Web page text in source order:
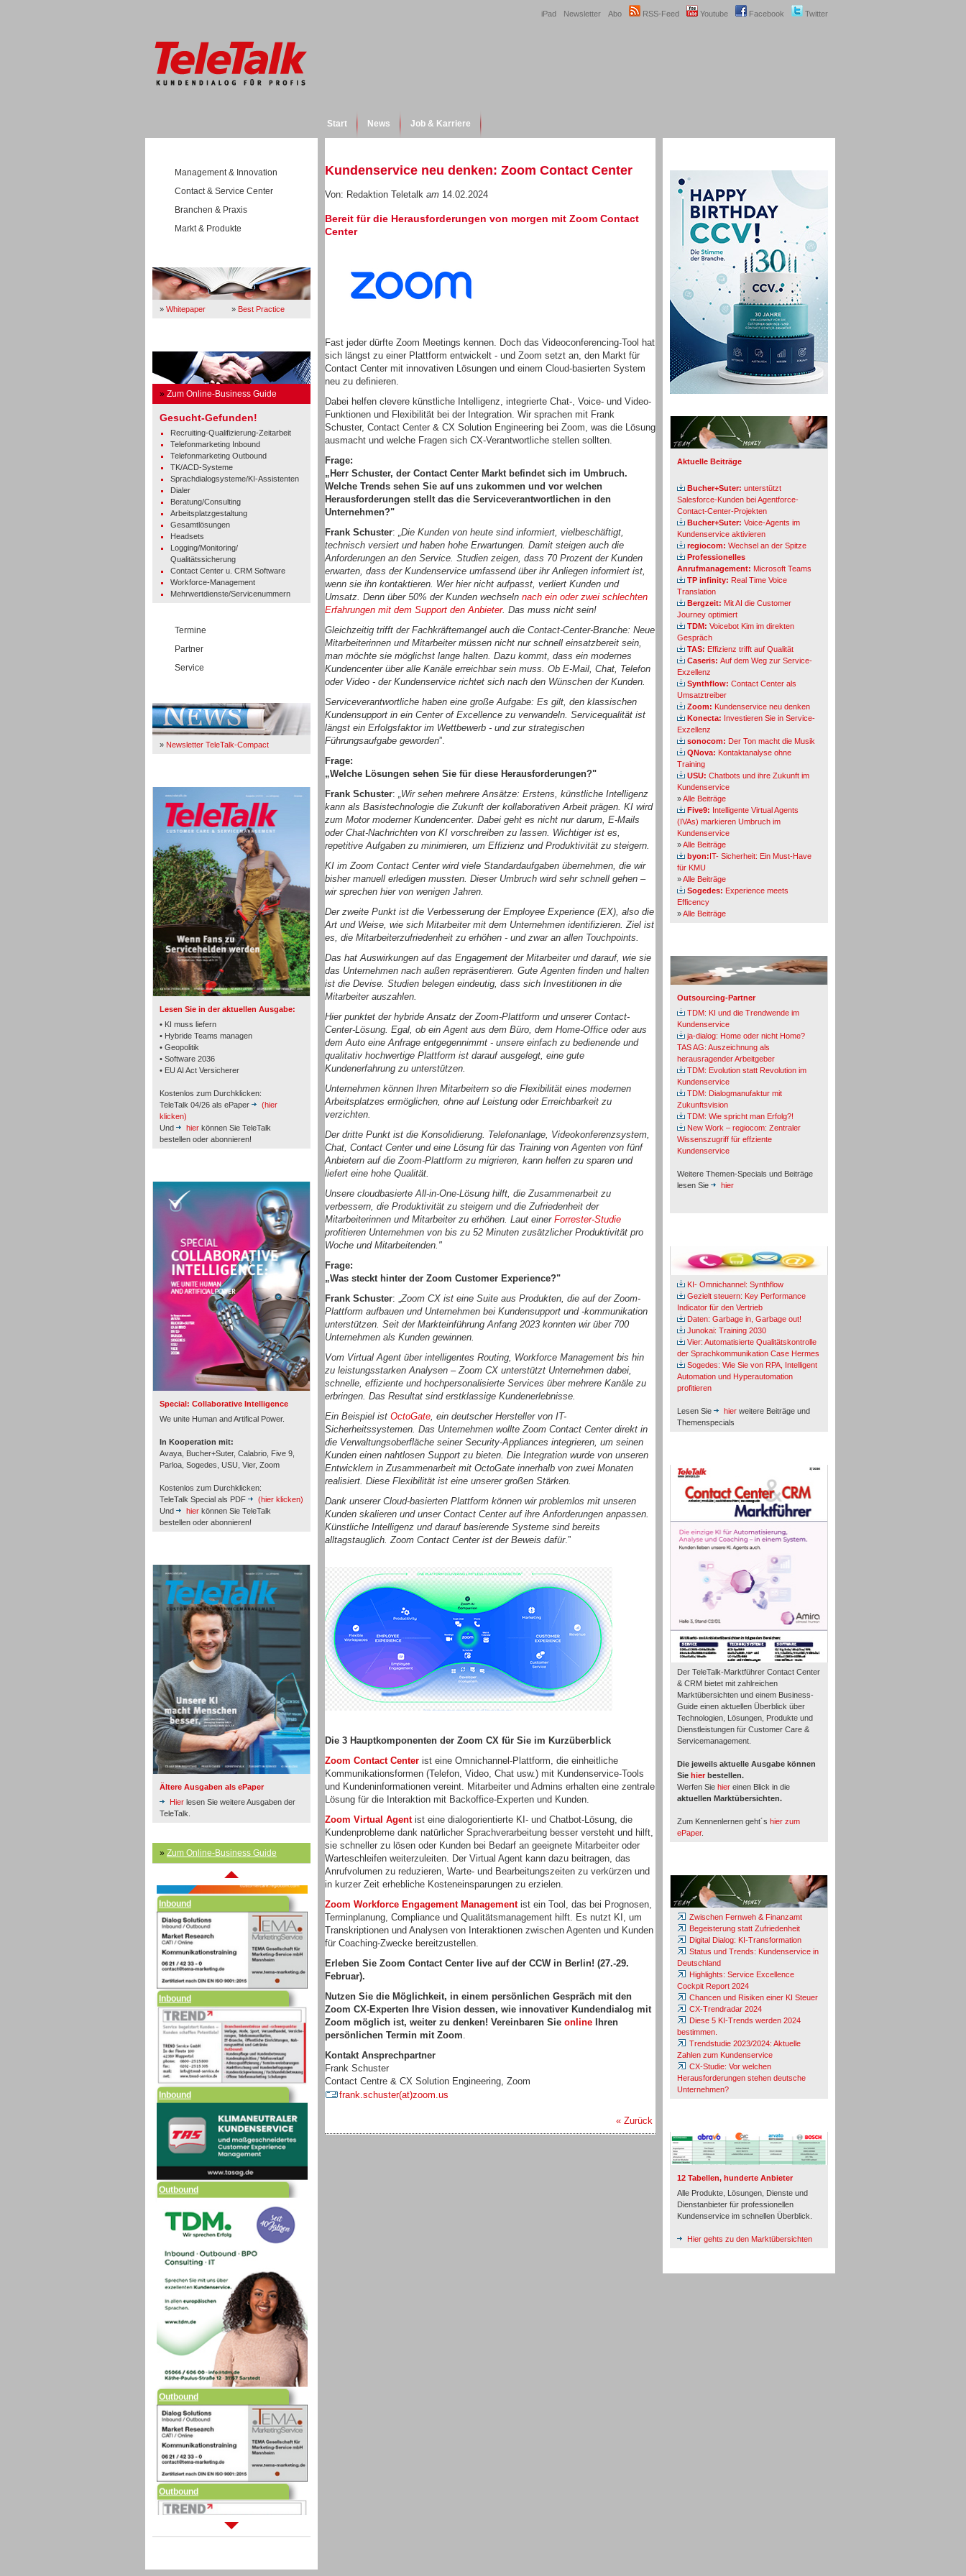
Twitter
Facebook
Youtube
RSS-Feed
Abo
Newsletter
iPad
Start News Job & Karriere
Management & Innovation
Contact & Service Center
Branchen & Praxis
Markt & Produkte
» Whitepaper » Best Practice
» Zum Online-Business Guide
Gesucht-Gefunden!
Recruiting-Qualifizierung-Zeitarbeit
Telefonmarketing Inbound
Telefonmarketing Outbound
TK/ACD-Systeme
Sprachdialogsysteme/KI-Assistenten
Dialer
Beratung/Consulting
Arbeitsplatzgestaltung
Gesamtlösungen
Headsets
Logging/Monitoring/
Qualitätssicherung
Contact Center u. CRM Software
Workforce-Management
Mehrwertdienste/Servicenummern
Termine
Partner
Service
» Newsletter TeleTalk-Compact
Lesen Sie in der aktuellen Ausgabe:
• KI muss liefern
• Hybride Teams managen
• Geopolitik
• Software 2036
• EU AI Act Versicherer
Kostenlos zum Durchklicken:
TeleTalk 04/26 als ePaper
(hier
klicken)
Und
hier können Sie TeleTalk
bestellen oder abonnieren!
Special: Collaborative Intelligence
We unite Human and Artifical Power.
In Kooperation mit:
Avaya, Bucher+Suter, Calabrio, Five 9,
Parloa, Sogedes, USU, Vier, Zoom
Kostenlos zum Durchklicken:
TeleTalk Special als PDF
(hier klicken)
Und
hier können Sie TeleTalk
bestellen oder abonnieren!
Ältere Ausgaben als ePaper
Hier lesen Sie weitere Ausgaben der
TeleTalk.
» Zum Online-Business Guide
TK- und ACD-Systeme
Workforce-Management
Personal
Inbound
Inbound
Inbound
Inbound
Inbound
Outbound
Outbound
Outbound
Kundenservice neu denken: Zoom Contact Center
Von: Redaktion Teletalk am 14.02.2024
Bereit für die Herausforderungen von morgen mit Zoom Contact
Center
Fast jeder dürfte Zoom Meetings kennen. Doch das Videoconferencing-Tool hat
sich längst zu einer Plattform entwickelt - und Zoom setzt an, den Markt für
Contact Center mit innovativen Lösungen und einem Cloud-basierten System
neu zu definieren.
Dabei helfen clevere künstliche Intelligenz, integrierte Chat-, Voice- und Video-
Funktionen und Flexibilität bei der Integration. Wir sprachen mit Frank
Schuster, Contact Center & CX Solution Engineering bei Zoom, was die Lösung
ausmacht und welche Fragen sich CX-Verantwortliche stellen sollten.
Frage:
„Herr Schuster, der Contact Center Markt befindet sich im Umbruch.
Welche Trends sehen Sie auf uns zukommen und vor welchen
Herausforderungen stellt das die Serviceverantwortlichen in den
Unternehmen?"
Frank Schuster: „Die Kunden von heute sind informiert, vielbeschäftigt,
technisch versiert und haben hohe Erwartungen. Damit steigen auch die
Anforderungen an den Service. Studien zeigen, dass 70 Prozent der Kunden
erwarten, dass der Kundenservice umfassend über ihr Anliegen informiert ist,
wenn sie ihn kontaktieren. Wer hier nicht aufpasst, verliert Kunden und
Umsatz. Denn über 50% der Kunden wechseln nach ein oder zwei schlechten
Erfahrungen mit dem Support den Anbieter. Das muss nicht sein!
Gleichzeitig trifft der Fachkräftemangel auch die Contact-Center-Branche: Neue
Mitarbeiterinnen und Mitarbeiter müssen nicht nur schnell einsatzbereit sein,
man möchte sie möglichst lange halten. Dazu kommt, dass ein modernes
Kundencenter über alle Kanäle erreichbar sein muss. Ob E-Mail, Chat, Telefon
oder Video - der Kundenservice richtet sich nach den Wünschen der Kunden.
Serviceverantwortliche haben eine große Aufgabe: Es gilt, den klassischen
Kundensupport in ein Center of Excellence zu verwandeln. Servicequalität ist
längst ein Erfolgsfaktor im Wettbewerb - und zur strategischen
Führungsaufgabe geworden”.
Frage:
„Welche Lösungen sehen Sie für diese Herausforderungen?"
Frank Schuster: „Wir sehen mehrere Ansätze: Erstens, künstliche Intelligenz
kann als Basistechnologie die Zukunft der kollaborativen Arbeit prägen. KI wird
zum Motor moderner Kundencenter. Dabei geht es nicht nur darum, E-Mails
oder Chat-Nachrichten von KI vorschreiben zu lassen. Wichtiger ist es,
repetitive Aufgaben zu minimieren, um Effizienz und Produktivität zu steigern.
KI im Zoom Contact Center wird viele Standardaufgaben übernehmen, die wir
bisher manuell erledigen mussten. Dieser Umbruch wird sehr schnell gehen –
wir sprechen hier von wenigen Jahren.
Der zweite Punkt ist die Verbesserung der Employee Experience (EX), also die
Art und Weise, wie sich Mitarbeiter mit dem Unternehmen identifizieren. Ziel ist
es, die Mitarbeiterzufriedenheit zu erhöhen - und zwar an allen Touchpoints.
Das hat Auswirkungen auf das Engagement der Mitarbeiter und darauf, wie sie
das Unternehmen nach außen repräsentieren. Gute Agenten finden und halten
ist die Devise. Studien belegen eindeutig, dass sich Investitionen in die
Mitarbeiter auszahlen.
Hier punktet der hybride Ansatz der Zoom-Plattform und unserer Contact-
Center-Lösung. Egal, ob ein Agent aus dem Büro, dem Home-Office oder aus
dem Auto eine Anfrage entgegennimmt - unsere einfach zu bedienende und
qualitativ hochwertige Plattform ist darauf ausgelegt, eine gute
Kundenerfahrung zu unterstützen.
Unternehmen können Ihren Mitarbeitern so die Flexibilität eines modernen
Arbeitsplatzes ermöglichen, ohne auf Leistung oder Erreichbarkeit zu
verzichten.
Der dritte Punkt ist die Konsolidierung. Telefonanlage, Videokonferenzsystem,
Chat, Contact Center und eine Lösung für das Training von Agenten von fünf
Anbietern auf die Zoom-Plattform zu migrieren, kann helfen zu sparen und
liefert eine hohe Qualität.
Unsere cloudbasierte All-in-One-Lösung hilft, die Zusammenarbeit zu
verbessern, die Produktivität zu steigern und die Zufriedenheit der
Mitarbeiterinnen und Mitarbeiter zu erhöhen. Laut einer Forrester-Studie
profitieren Unternehmen von bis zu 52 Minuten zusätzlicher Produktivität pro
Woche und Mitarbeitenden."
Frage:
„Was steckt hinter der Zoom Customer Experience?"
Frank Schuster: „Zoom CX ist eine Suite aus Produkten, die auf der Zoom-
Plattform aufbauen und Unternehmen bei Kundensupport und -kommunikation
unterstützen. Seit der Markteinführung Anfang 2023 konnten wir über 700
Unternehmen als Kunden gewinnen.
Vom Virtual Agent über intelligentes Routing, Workforce Management bis hin
zu leistungsstarken Analysen – Zoom CX unterstützt Unternehmen dabei,
schnelle, effiziente und hochpersonalisierte Services über mehrere Kanäle zu
erbringen. Das Resultat sind erstklassige Kundenerlebnisse.
Ein Beispiel ist OctoGate, ein deutscher Hersteller von IT-
Sicherheitssystemen. Das Unternehmen wollte Zoom Contact Center direkt in
die Verwaltungsoberfläche seiner Security-Appliances integrieren, um seinen
Kunden einen nahtlosen Support zu bieten. Die Integration wurde von unseren
Entwicklern in Zusammenarbeit mit OctoGate innerhalb von zwei Monaten
realisiert. Diese Flexibilität ist eine unserer großen Stärken.
Dank unserer Cloud-basierten Plattform können wir problemlos mit unseren
Kunden skalieren und unser Contact Center auf ihre Anforderungen anpassen.
Künstliche Intelligenz und darauf basierende Systeme sind bereits
alltagstauglich. Zoom Contact Center ist der Beweis dafür.”
Die 3 Hauptkomponenten der Zoom CX für Sie im Kurzüberblick
Zoom Contact Center ist eine Omnichannel-Plattform, die einheitliche
Kommunikationsformen (Telefon, Video, Chat usw.) mit Kundenservice-Tools
und Kundeninformationen vereint. Mitarbeiter und Admins erhalten eine zentrale
Lösung für die Interaktion mit Backoffice-Experten und Kunden.
Zoom Virtual Agentist eine dialogorientierte KI- und Chatbot-Lösung, die
Kundenprobleme dank natürlicher Sprachverarbeitung besser versteht und hilft,
sie schneller zu lösen oder Kunden bei Bedarf an geeignete Mitarbeiter oder
Warteschleifen weiterzuleiten. Der Virtual Agent kann dazu beitragen, das
Anrufvolumen zu reduzieren, Warte- und Bearbeitungszeiten zu verkürzen und
in kurzer Zeit erhebliche Kosteneinsparungen zu erzielen.
Zoom Workforce Engagement Managementist ein Tool, das bei Prognosen,
Terminplanung, Compliance und Qualitätsmanagement hilft. Es nutzt KI, um
Transkriptionen und Analysen von Interaktionen zwischen Agenten und Kunden
für Coaching-Zwecke bereitzustellen.
Erleben Sie Zoom Contact Center live auf der CCW in Berlin! (27.-29.
Februar).
Nutzen Sie die Möglichkeit, in einem persönlichen Gespräch mit den
Zoom CX-Experten Ihre Vision dessen, wie innovativer Kundendialog mit
Zoom möglich ist, weiter zu denken! Vereinbaren Sie online Ihren
persönlichen Termin mit Zoom.
Kontakt Ansprechpartner
Frank Schuster
Contact Centre & CX Solution Engineering, Zoom
frank.schuster(at)zoom.us
« Zurück
Aktuelle Beiträge
Bucher+Suter: unterstützt
Salesforce-Kunden bei Agentforce-
Contact-Center-Projekten
Bucher+Suter: Voice-Agents im
Kundenservice aktivieren
regiocom: Wechsel an der Spitze
Professionelles
Anrufmanagement: Microsoft Teams
TP infinity: Real Time Voice
Translation
Bergzeit: Mit AI die Customer
Journey optimiert
TDM: Voicebot Kim im direkten
Gespräch
TAS: Effizienz trifft auf Qualität
Caseris: Auf dem Weg zur Service-
Exzellenz
Synthflow: Contact Center als
Umsatztreiber
Zoom: Kundenservice neu denken
Konecta: Investieren Sie in Service-
Exzellenz
sonocom: Der Ton macht die Musik
QNova: Kontaktanalyse ohne
Training
USU: Chatbots und ihre Zukunft im
Kundenservice
»Alle Beiträge
Five9: Intelligente Virtual Agents
(IVAs) markieren Umbruch im
Kundenservice
»Alle Beiträge
byon:IT- Sicherheit: Ein Must-Have
für KMU
»Alle Beiträge
Sogedes: Experience meets
Efficency
»Alle Beiträge
Outsourcing-Partner
TDM: KI und die Trendwende im
Kundenservice
ja-dialog: Home oder nicht Home?
TAS AG: Auszeichnung als
herausragender Arbeitgeber
TDM: Evolution statt Revolution im
Kundenservice
TDM: Dialogmanufaktur mit
Zukunftsvision
TDM: Wie spricht man Erfolg?!
New Work – regiocom: Zentraler
Wissenszugriff für effziente
Kundenservice
Weitere Themen-Specials und Beiträge
lesen Sie
hier
KI- Omnichannel: Synthflow
Gezielt steuern: Key Performance
Indicator für den Vertrieb
Daten: Garbage in, Garbage out!
Junokai: Training 2030
Vier: Automatisierte Qualitätskontrolle
der Sprachkommunikation Case Hermes
Sogedes: Wie Sie von RPA, Intelligent
Automation und Hyperautomation
profitieren
Lesen Sie hier weitere Beiträge und
Themenspecials
Der TeleTalk-Marktführer Contact Center
& CRM bietet mit zahlreichen
Marktübersichten und einem Business-
Guide einen aktuellen Überblick über
Technologien, Lösungen, Produkte und
Dienstleistungen für Customer Care &
Servicemanagement.
Die jeweils aktuelle Ausgabe können
Sie hier bestellen.
Werfen Sie hier einen Blick in die
aktuellen Marktübersichten.
Zum Kennenlernen geht´s hier zum
ePaper.
Zwischen Fernweh & Finanzamt
Begeisterung statt Zufriedenheit
Digital Dialog: KI-Transformation
Status und Trends: Kundenservice in
Deutschland
Highlights: Service Excellence
Cockpit Report 2024
Chancen und Risiken einer KI Steuer
CX-Trendradar 2024
Diese 5 KI-Trends werden 2024
bestimmen.
Trendstudie 2023/2024: Aktuelle
Zahlen zum Kundenservice
CX-Studie: Vor welchen
Herausforderungen stehen deutsche
Unternehmen?
12 Tabellen, hunderte Anbieter
Alle Produkte, Lösungen, Dienste und
Dienstanbieter für professionellen
Kundenservice im schnellen Überblick.
Hier gehts zu den Marktübersichten